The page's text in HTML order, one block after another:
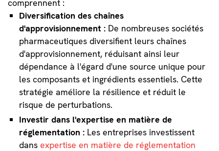
comprennent :
Diversification des chaînes
d'approvisionnement : De nombreuses sociétés
pharmaceutiques diversifient leurs chaînes
d'approvisionnement, réduisant ainsi leur
dépendance à l'égard d'une source unique pour
les composants et ingrédients essentiels. Cette
stratégie améliore la résilience et réduit le
risque de perturbations.
Investir dans l'expertise en matière de
réglementation : Les entreprises investissent
dans expertise en matière de réglementation